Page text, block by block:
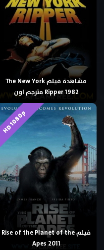
مشاهدة فيلم The New York
Ripper 1982 مترجم اون
HD 1080p
فيلم Rise of the Planet of the
Apes 2011